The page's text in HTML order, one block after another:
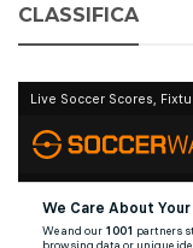
CLASSIFICA